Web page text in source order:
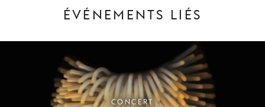
ÉVÉNEMENTS LIÉS
CONCERT